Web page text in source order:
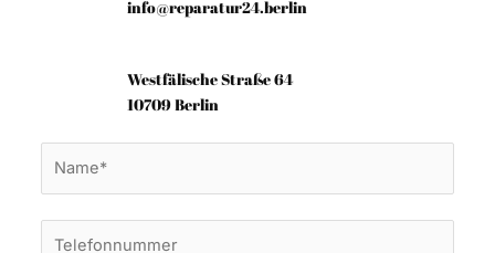
info@reparatur24.berlin
Westfälische Straße 64
10709 Berlin